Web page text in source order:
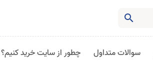
search
سوالات متداول چطور از سایت خرید کنیم؟